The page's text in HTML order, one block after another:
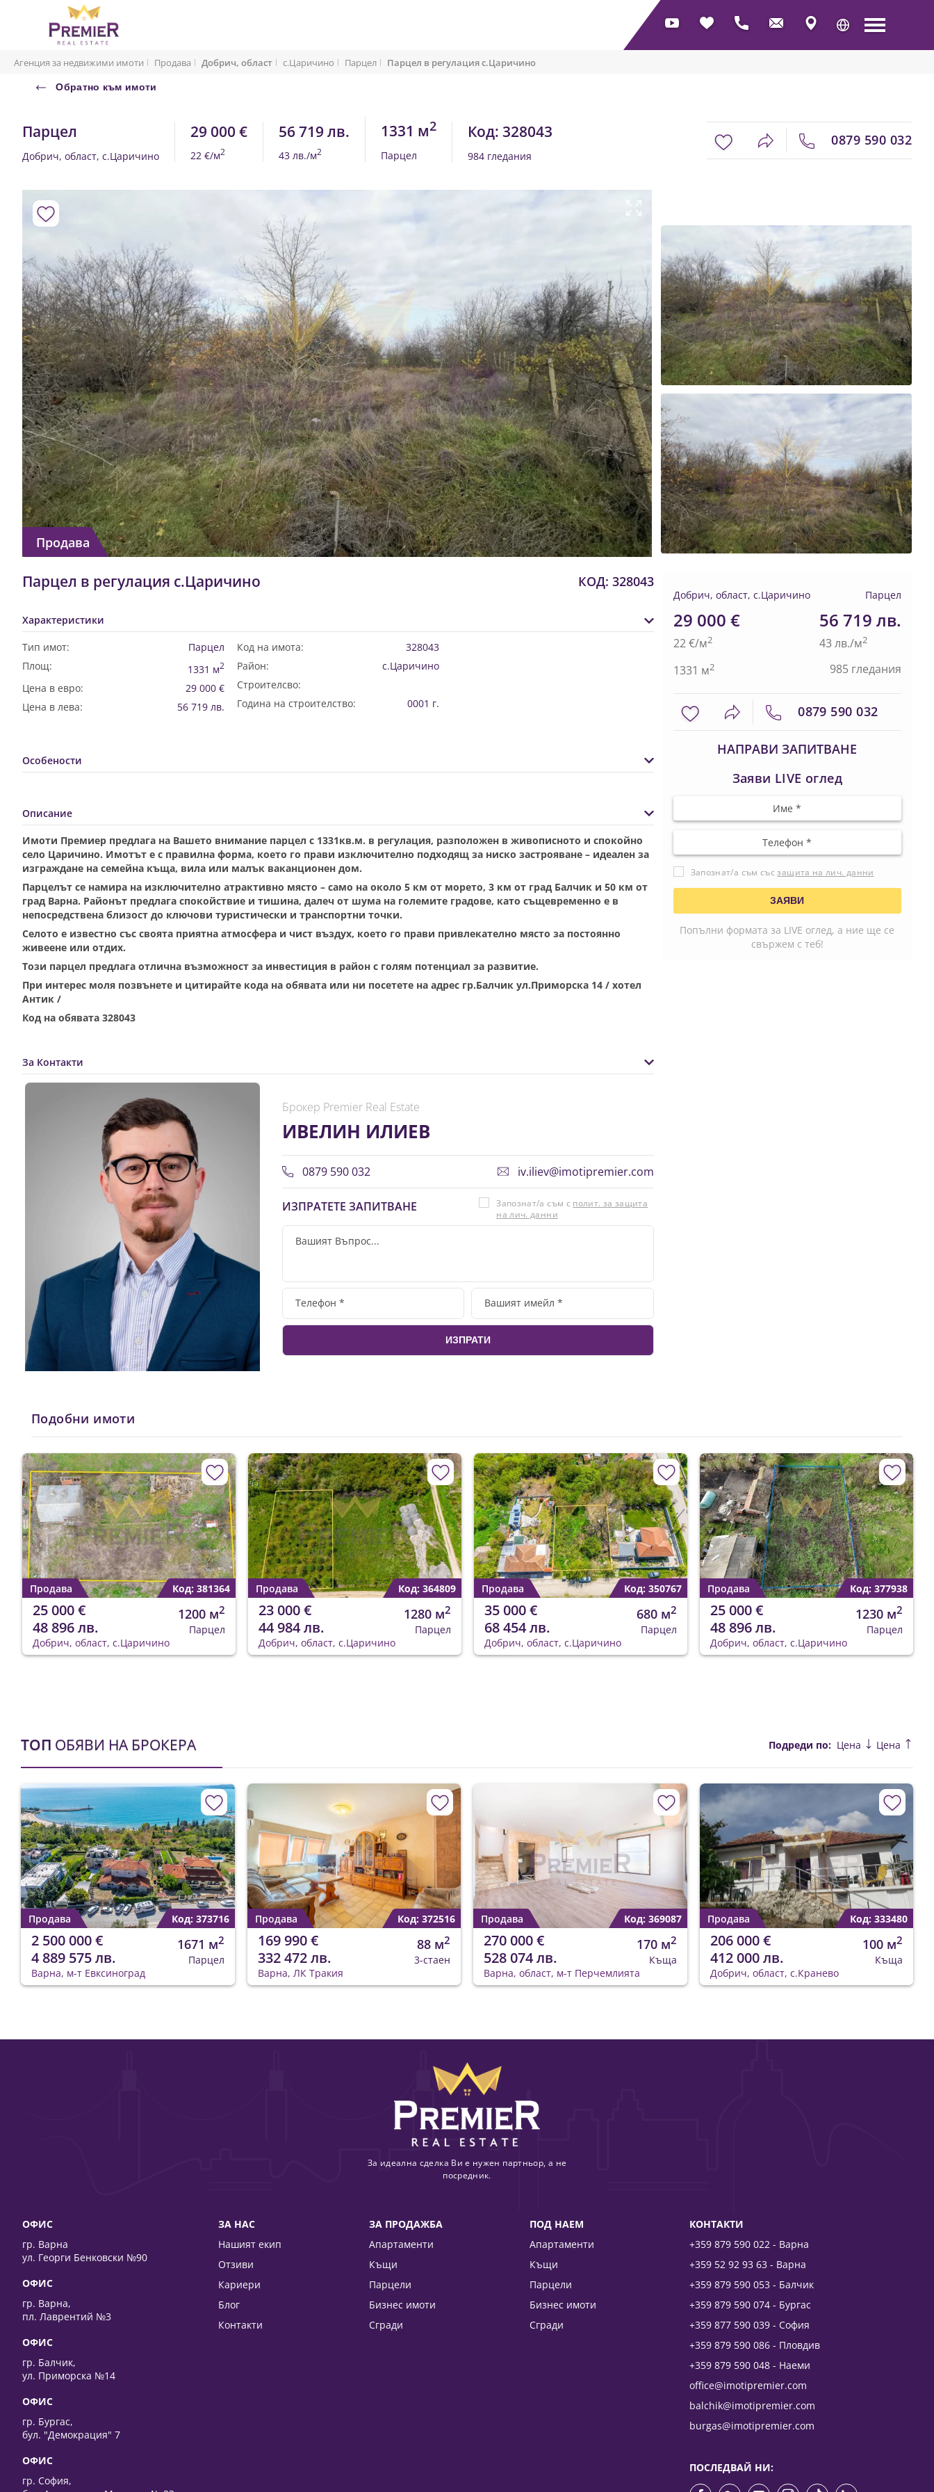
Агенция за недвижими имоти Продава Добрич, област с.Царичино Парцел Парцел в регулация с.Царичино
Обратно към имоти
Парцел
Добрич, област, с.Царичино
29 000 €
22 €/м2
56 719 лв.
43 лв./м2
1331 м2
Парцел
Код: 328043
984 гледания
0879 590 032
Продава
Парцел в регулация с.Царичино КОД: 328043
Характеристики
Тип имот:
Парцел
Площ:
1331 м2
Цена в евро:
29 000 €
Цена в лева:
56 719 лв.
Код на имота:
328043
Район:
с.Царичино
Строителсво:
Година на строителство:
0001 г.
Особености
Описание
Имоти Премиер предлага на Вашето внимание парцел с 1331кв.м. в регулация, разположен в живописното и спокойно
село Царичино. Имотът е с правилна форма, което го прави изключително подходящ за ниско застрояване – идеален за
изграждане на семейна къща, вила или малък ваканционен дом.
Парцелът се намира на изключително атрактивно място – само на около 5 км от морето, 3 км от град Балчик и 50 км от
град Варна. Районът предлага спокойствие и тишина, далеч от шума на големите градове, като същевременно е в
непосредствена близост до ключови туристически и транспортни точки.
Селото е известно със своята приятна атмосфера и чист въздух, което го прави привлекателно място за постоянно
живеене или отдих.
Този парцел предлага отлична възможност за инвестиция в район с голям потенциал за развитие.
При интерес моля позвънете и цитирайте кода на обявата или ни посетете на адрес гр.Балчик ул.Приморска 14 / хотел
Антик /
Код на обявата 328043
За Контакти
Брокер Premier Real Estate
ИВЕЛИН ИЛИЕВ
0879 590 032 iv.iliev@imotipremier.com
ИЗПРАТЕТЕ ЗАПИТВАНЕ Запознат/а съм с полит. за защита
на лич. данни
Добрич, област, с.Царичино Парцел
29 000 €
22 €/м2
56 719 лв.
43 лв./м2
1331 м2 985 гледания
0879 590 032
НАПРАВИ ЗАПИТВАНЕ
Заяви LIVE оглед
Запознат/а съм съсзащита на лич. данни
Попълни формата за LIVE оглед, а ние ще се
свържем с теб!
Подобни имоти
Продава Код: 381364
25 000 €
48 896 лв.
1200 м2
Парцел
Добрич, област, с.Царичино
Продава Код: 364809
23 000 €
44 984 лв.
1280 м2
Парцел
Добрич, област, с.Царичино
Продава Код: 350767
35 000 €
68 454 лв.
680 м2
Парцел
Добрич, област, с.Царичино
Продава Код: 377938
25 000 €
48 896 лв.
1230 м2
Парцел
Добрич, област, с.Царичино
ТОП ОБЯВИ НА БРОКЕРА Подреди по: Цена Цена
Продава Код: 373716
2 500 000 €
4 889 575 лв.
1671 м2
Парцел
Варна, м-т Евксиноград
Продава Код: 372516
169 990 €
332 472 лв.
88 м2
3-стаен
Варна, ЛК Тракия
Продава Код: 369087
270 000 €
528 074 лв.
170 м2
Къща
Варна, област, м-т Перчемлията
Продава Код: 333480
206 000 €
412 000 лв.
100 м2
Къща
Добрич, област, с.Кранево
За идеална сделка Ви е нужен партньор, а не
посредник.
ОФИС
гр. Варна
ул. Георги Бенковски №90
ОФИС
гр. Варна,
пл. Лаврентий №3
ОФИС
гр. Балчик,
ул. Приморска №14
ОФИС
гр. Бургас,
бул. "Демокрация" 7
ОФИС
гр. София,
ЗА НАС
Нашият екип
Отзиви
Кариери
Блог
Контакти
ЗА ПРОДАЖБА
Апартаменти
Къщи
Парцели
Бизнес имоти
Сгради
ПОД НАЕМ
Апартаменти
Къщи
Парцели
Бизнес имоти
Сгради
КОНТАКТИ
+359 879 590 022 - Варна
+359 52 92 93 63 - Варна
+359 879 590 053 - Балчик
+359 879 590 074 - Бургас
+359 877 590 039 - София
+359 879 590 086 - Пловдив
+359 879 590 048 - Наеми
office@imotipremier.com
balchik@imotipremier.com
burgas@imotipremier.com
ПОСЛЕДВАЙ НИ: